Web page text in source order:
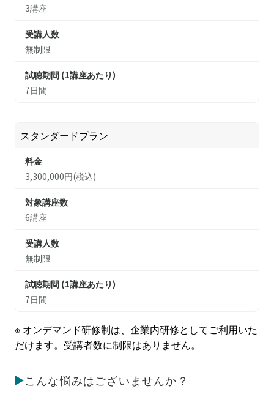
3講座
受講人数
無制限
試聴期間 (1講座あたり)
7日間
スタンダードプラン
料金
3,300,000円(税込)
対象講座数
6講座
受講人数
無制限
試聴期間 (1講座あたり)
7日間
※ オンデマンド研修制は、企業内研修としてご利用いた
だけます。受講者数に制限はありません。
こんな悩みはございませんか？